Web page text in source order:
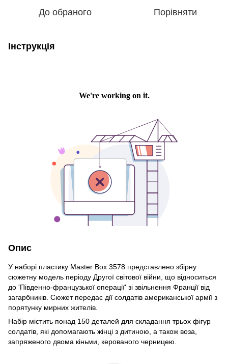
До обраного Порівняти
Інструкція
Опис
У наборі пластику Master Box 3578 представлено збірну
сюжетну модель періоду Другої світової війни, що відноситься
до 'Південно-французької операції' зі звільнення Франції від
загарбників. Сюжет передає дії солдатів американської армії з
порятунку мирних жителів.
Набір містить понад 150 деталей для складання трьох фігур
солдатів, які допомагають жінці з дитиною, а також воза,
запряженого двома кіньми, керованого черницею.